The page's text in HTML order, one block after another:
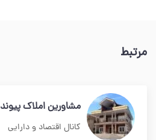
مرتبط
مشاورین املاک پیوند2
کانال اقتصاد و دارایی